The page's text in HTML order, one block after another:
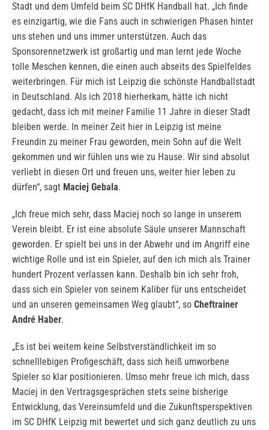
Stadt und dem Umfeld beim SC DHfK Handball hat. „Ich finde
es einzigartig, wie die Fans auch in schwierigen Phasen hinter
uns stehen und uns immer unterstützen. Auch das
Sponsorennetzwerk ist großartig und man lernt jede Woche
tolle Meschen kennen, die einen auch abseits des Spielfeldes
weiterbringen. Für mich ist Leipzig die schönste Handballstadt
in Deutschland. Als ich 2018 hierherkam, hätte ich nicht
gedacht, dass ich mit meiner Familie 11 Jahre in dieser Stadt
bleiben werde. In meiner Zeit hier in Leipzig ist meine
Freundin zu meiner Frau geworden, mein Sohn auf die Welt
gekommen und wir fühlen uns wie zu Hause. Wir sind absolut
verliebt in diesen Ort und freuen uns, weiter hier leben zu
dürfen“, sagt Maciej Gebala.
„Ich freue mich sehr, dass Maciej noch so lange in unserem
Verein bleibt. Er ist eine absolute Säule unserer Mannschaft
geworden. Er spielt bei uns in der Abwehr und im Angriff eine
wichtige Rolle und ist ein Spieler, auf den ich mich als Trainer
hundert Prozent verlassen kann. Deshalb bin ich sehr froh,
dass sich ein Spieler von seinem Kaliber für uns entscheidet
und an unseren gemeinsamen Weg glaubt“, so Cheftrainer
André Haber.
„Es ist bei weitem keine Selbstverständlichkeit im so
schnelllebigen Profigeschäft, dass sich heiß umworbene
Spieler so klar positionieren. Umso mehr freue ich mich, dass
Maciej in den Vertragsgesprächen stets seine bisherige
Entwicklung, das Vereinsumfeld und die Zukunftsperspektiven
im SC DHfK Leipzig mit bewertet und sich ganz deutlich zu uns